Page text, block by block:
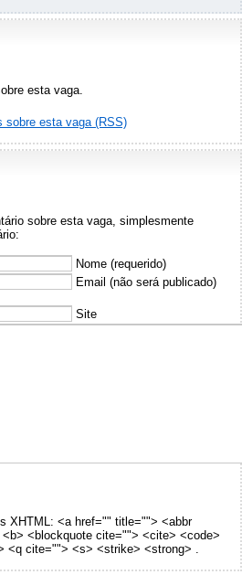
esta vaga.
sobre esta vaga (RSS)
sobre esta vaga, simplesmente
Nome (requerido)
Email (não será publicado)
Site
XHTML: <a href="" title=""> <abbr
<blockquote cite=""> <cite> <code>
<q cite=""> <s> <strike> <strong> .